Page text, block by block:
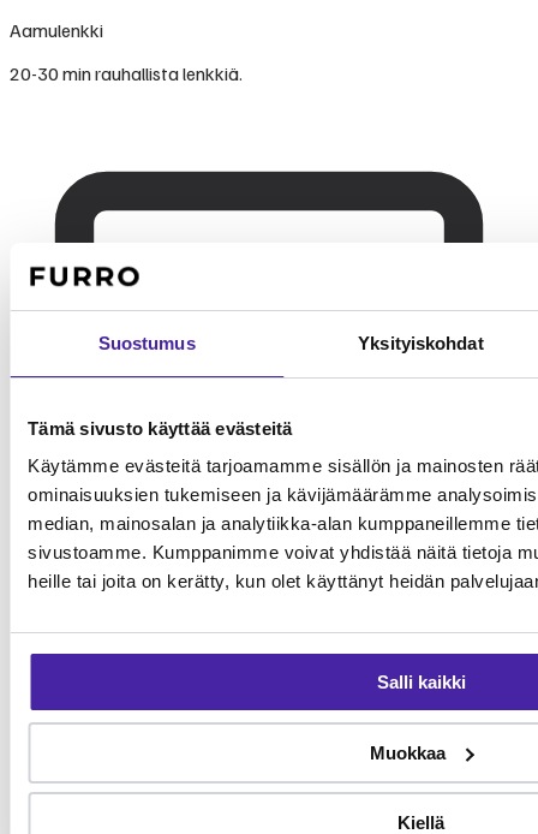
Suostumus Yksityiskohdat
Tämä sivusto käyttää evästeitä
Käytämme evästeitä tarjoamamme sisällön ja mainosten
ominaisuuksien tukemiseen ja kävijämäärämme
median, mainosalan ja analytiikka-alan kumppaneillemme
sivustoamme. Kumppanimme voivat yhdistää näitä tietoja
heille tai joita on kerätty, kun olet käyttänyt heidän
Salli kaikki
Muokkaa
Kiellä
Aamulenkki
20-30 min rauhallista lenkkiä.
Turkinhoito